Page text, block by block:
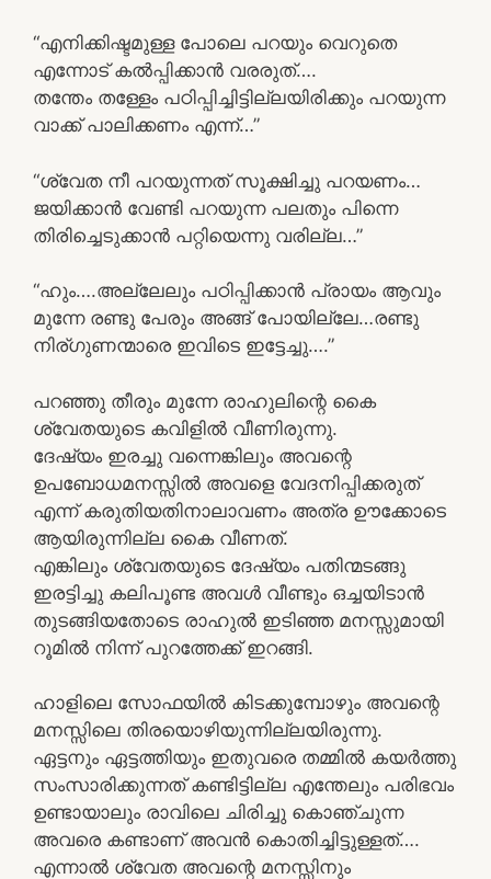
“എനിക്കിഷ്ടമുള്ള പോലെ പറയും വെറുതെ
എന്നോട് കൽപ്പിക്കാൻ വരരുത്….
തന്തേം തള്ളേം പഠിപ്പിച്ചിട്ടില്ലയിരിക്കും പറയുന്ന
വാക്ക് പാലിക്കണം എന്ന്…”
“ശ്വേത നീ പറയുന്നത് സൂക്ഷിച്ചു പറയണം…
ജയിക്കാൻ വേണ്ടി പറയുന്ന പലതും പിന്നെ
തിരിച്ചെടുക്കാൻ പറ്റിയെന്നു വരില്ല…”
“ഹും….അല്ലേലും പഠിപ്പിക്കാൻ പ്രായം ആവും
മുന്നേ രണ്ടു പേരും അങ്ങ് പോയില്ലേ…രണ്ടു
നിര്ഗുണന്മാരെ ഇവിടെ ഇട്ടേച്ചു….”
പറഞ്ഞു തീരും മുന്നേ രാഹുലിന്റെ കൈ
ശ്വേതയുടെ കവിളിൽ വീണിരുന്നു.
ദേഷ്യം ഇരച്ചു വന്നെങ്കിലും അവന്റെ
ഉപബോധമനസ്സിൽ അവളെ വേദനിപ്പിക്കരുത്
എന്ന് കരുതിയതിനാലാവണം അത്ര ഊക്കോടെ
ആയിരുന്നില്ല കൈ വീണത്.
എങ്കിലും ശ്വേതയുടെ ദേഷ്യം പതിന്മടങ്ങു
ഇരട്ടിച്ചു കലിപൂണ്ട അവൾ വീണ്ടും ഒച്ചയിടാൻ
തുടങ്ങിയതോടെ രാഹുൽ ഇടിഞ്ഞ മനസ്സുമായി
റൂമിൽ നിന്ന് പുറത്തേക്ക് ഇറങ്ങി.
ഹാളിലെ സോഫയിൽ കിടക്കുമ്പോഴും അവന്റെ
മനസ്സിലെ തിരയൊഴിയുന്നില്ലയിരുന്നു.
ഏട്ടനും ഏട്ടത്തിയും ഇതുവരെ തമ്മിൽ കയർത്തു
സംസാരിക്കുന്നത് കണ്ടിട്ടില്ല എന്തേലും പരിഭവം
ഉണ്ടായാലും രാവിലെ ചിരിച്ചു കൊഞ്ചുന്ന
അവരെ കണ്ടാണ് അവൻ കൊതിച്ചിട്ടുള്ളത്….
എന്നാൽ ശ്വേത അവന്റെ മനസ്സിനും